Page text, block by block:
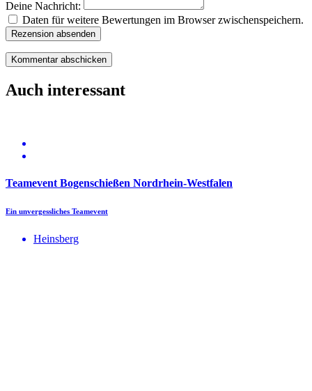
Deine Nachricht:
Daten für weitere Bewertungen im Browser zwischenspeichern.
Rezension absenden
Auch interessant
Teamevent Bogenschießen Nordrhein-Westfalen
Ein unvergessliches Teamevent
Heinsberg